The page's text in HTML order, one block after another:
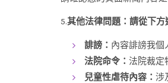
5.其他法律問題：請從下
誹謗： 內容誹謗我
法院命令： 法院裁定
兒童性虐待內容： 涉